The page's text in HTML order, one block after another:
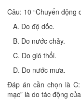
Câu: 10 “Chuyển động
A. Do độ dốc.
B. Do nước chảy.
C. Do gió thổi.
D. Do nước mưa.
Đáp án cần chọn là
mạc” là do tác động